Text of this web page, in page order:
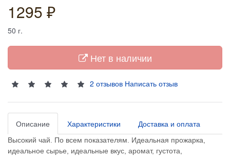
1295 ₽
50 г.
Нет в наличии
2 отзывов Написать отзыв
Описание Характеристики Доставка и оплата
Высокий чай. По всем показателям. Идеальная прожарка,
идеальное сырье, идеальные вкус, аромат, густота,